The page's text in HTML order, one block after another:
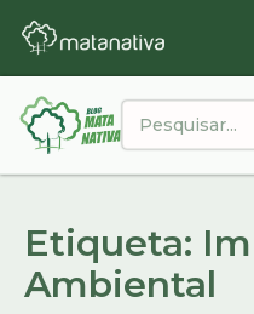
Etiqueta:
Ambiental